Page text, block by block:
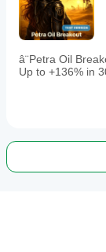
â¨Petra Oil
Up to +136% in